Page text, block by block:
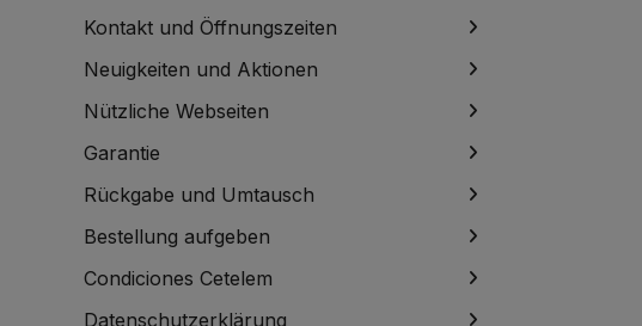
Kontakt und Öffnungszeiten
Neuigkeiten und Aktionen
Nützliche Webseiten
Garantie
Rückgabe und Umtausch
Bestellung aufgeben
Condiciones Cetelem
Datenschutzerklärung